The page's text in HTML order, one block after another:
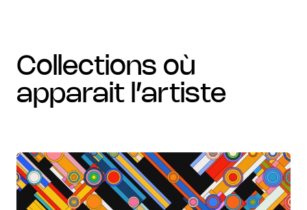
collections où
apparait l’artiste